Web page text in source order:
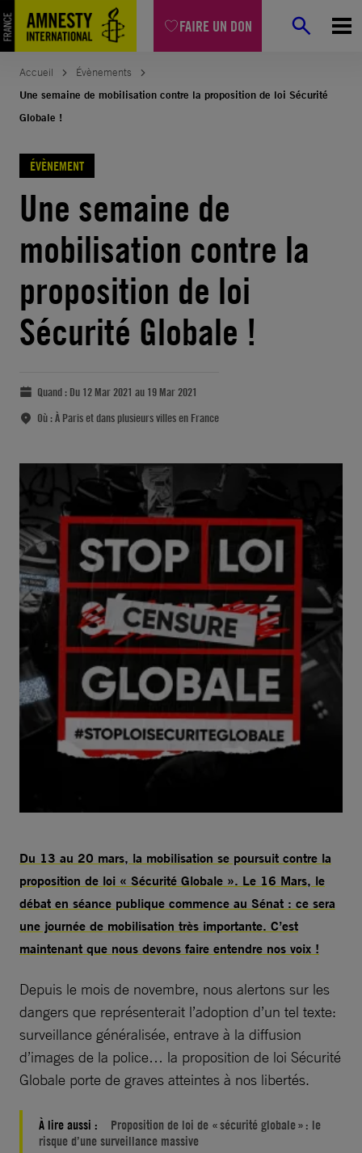
FAIRE UN DON
Accueil
Évènements
Une semaine de mobilisation contre la proposition de loi Sécurité
Globale !
ÉVÈNEMENT
Une semaine de
mobilisation contre la
proposition de loi
Sécurité Globale !
Quand : Du 12 Mar 2021 au 19 Mar 2021
Où :À Paris et dans plusieurs villes en France
Du 13 au 20 mars, la mobilisation se poursuit contre la
proposition de loi « Sécurité Globale ». Le 16 Mars, le
débat en séance publique commence au Sénat : ce sera
une journée de mobilisation très importante. C’est
maintenant que nous devons faire entendre nos voix !
Depuis le mois de novembre, nous alertons sur les
dangers que représenterait l’adoption d’un tel texte:
surveillance généralisée, entrave à la diffusion
d’images de la police… la proposition de loi Sécurité
Globale porte de graves atteintes à nos libertés.
À lire aussi :
Proposition de loi de « sécurité globale » : le
risque d’une surveillance massive